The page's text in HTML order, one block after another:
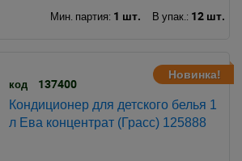
Мин. партия: 1 шт. В упак.: 12 шт.
Новинка!
код 137400
Кондиционер для детского белья 1
л Ева концентрат (Грасс) 125888